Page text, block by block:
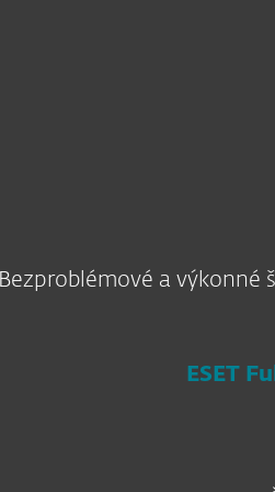
Bezproblémové a výkonné
ESET